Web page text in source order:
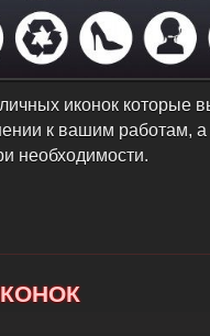
иконок которые
к вашим работам, а
необходимости.